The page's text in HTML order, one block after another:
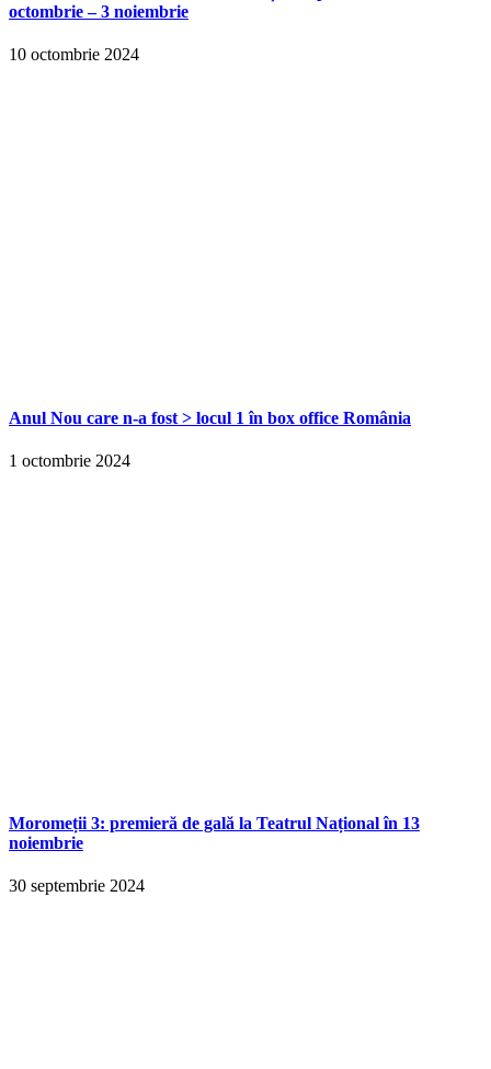
octombrie – 3 noiembrie
10 octombrie 2024
Anul Nou care n-a fost > locul 1 în box office România
1 octombrie 2024
Moromeții 3: premieră de gală la Teatrul Național în 13
noiembrie
30 septembrie 2024